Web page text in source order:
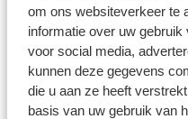
om ons websiteverkeer te
informatie over uw
voor social media,
kunnen deze gegevens
die u aan ze heeft
basis van uw gebruik van
Over ons
Aller Spanninga
Historie
Certificaten